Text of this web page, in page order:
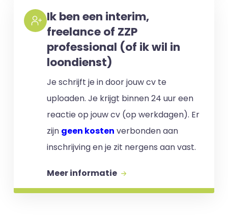
Ik ben een interim,
freelance of ZZP
professional (of ik wil in
loondienst)
Je schrijft je in door jouw cv te
uploaden. Je krijgt binnen 24 uur een
reactie op jouw cv (op werkdagen). Er
zijn geen kosten verbonden aan
inschrijving en je zit nergens aan vast.
Meer informatie